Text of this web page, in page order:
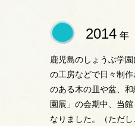
2014 年
鹿児島のしょうぶ学
の工房などで日々制
のある木の皿や盆、
園展」の会期中、当
なりました。（ただ